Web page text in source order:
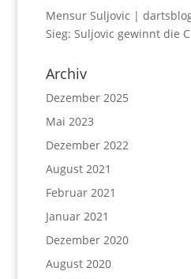
Mensur Suljovic |
Sieg: Suljovic gewinnt die
Archiv
Dezember 2025
Mai 2023
Dezember 2022
August 2021
Februar 2021
Januar 2021
Dezember 2020
August 2020